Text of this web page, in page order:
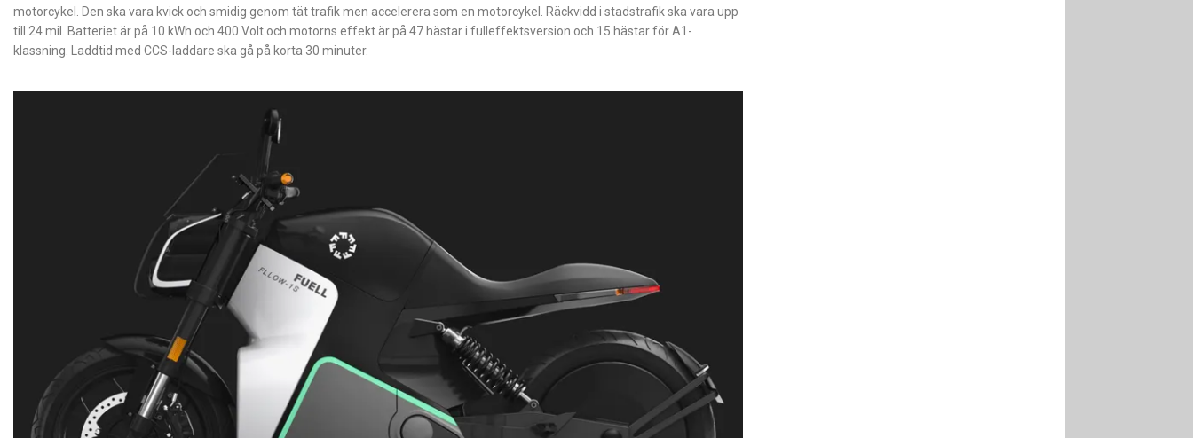
motorcykel. Den ska vara kvick och smidig genom tät trafik men accelerera som en motorcykel. Räckvidd i stadstrafik ska vara upp
till 24 mil. Batteriet är på 10 kWh och 400 Volt och motorns effekt är på 47 hästar i fulleffektsversion och 15 hästar för A1-
klassning. Laddtid med CCS-laddare ska gå på korta 30 minuter.